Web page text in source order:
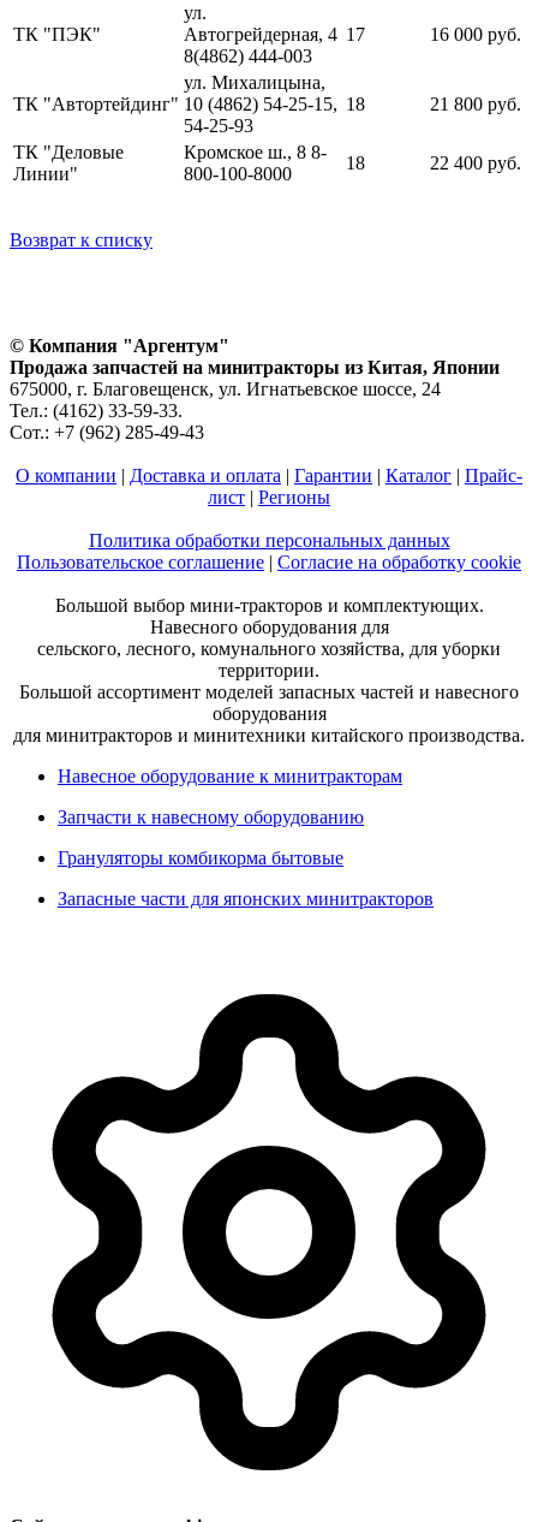
ТК "ПЭК"
ул.
Автогрейдерная, 4
8(4862) 444-003
17 16 000 руб.
ТК "Автортейдинг"
ул. Михалицына,
10 (4862) 54-25-15,
54-25-93
18 21 800 руб.
ТК "Деловые
Линии"
Кромское ш., 8 8-
800-100-8000
18 22 400 руб.
Возврат к списку
© Компания "Аргентум"
Продажа запчастей на минитракторы из Китая, Японии
675000, г. Благовещенск, ул. Игнатьевское шоссе, 24
Тел.: (4162) 33-59-33.
Сот.: +7 (962) 285-49-43
О компании | Доставка и оплата | Гарантии | Каталог | Прайс-
лист | Регионы
Политика обработки персональных данных
Пользовательское соглашение | Согласие на обработку cookie
Большой выбор мини-тракторов и комплектующих.
Навесного оборудования для
сельского, лесного, комунального хозяйства, для уборки
территории.
Большой ассортимент моделей запасных частей и навесного
оборудования
для минитракторов и минитехники китайского производства.
Навесное оборудование к минитракторам
Запчасти к навесному оборудованию
Грануляторы комбикорма бытовые
Запасные части для японских минитракторов